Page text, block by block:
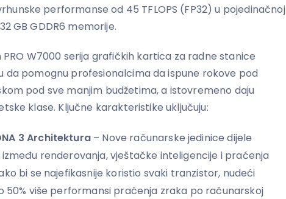
performanse od 45 TFLOPS (FP32) u pojedinačnoj
GB GDDR6 memorije.
PRO W7000 serija grafičkih kartica za radne stanice
da pomognu profesionalcima da ispune rokove pod
pod sve manjim budžetima, a istovremeno daju
klase. Ključne karakteristike uključuju:
3 Architektura– Nove računarske jedinice dijele
renderovanja, vještačke inteligencije i praćenja
bi se najefikasnije koristio svaki tranzistor, nudeći
50% više performansi praćenja zraka po računarskoj